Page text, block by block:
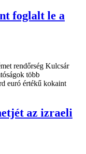
foglalt le a
rendőrség Kulcsár
több
euró értékű kokaint
az izraeli